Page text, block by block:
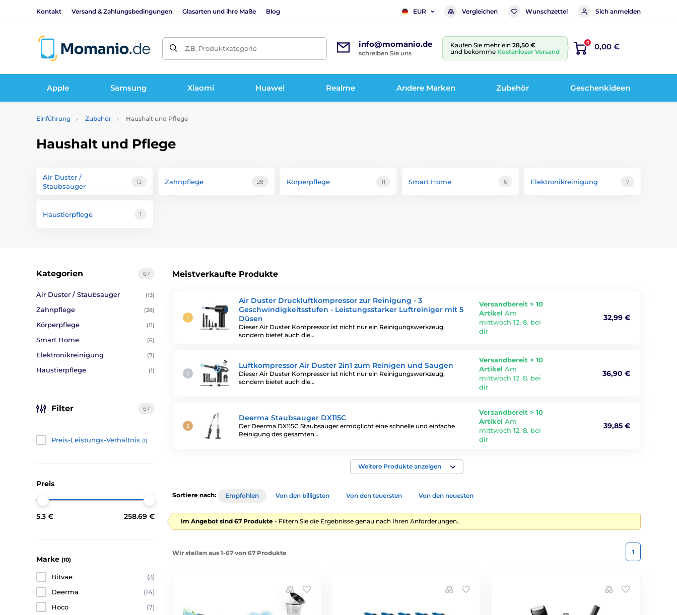
Kontakt Versand & Zahlungsbedingungen Glasarten und ihre Maße Blog EUR Vergleichen Wunschzettel Sich anmelden
Z.B. Produktkategorie info@momanio.de
schreiben Sie uns
Kaufen Sie mehr ein 28,50 €
und bekomme Kostenloser Versand
0 0,00 €
Apple Samsung Xiaomi Huawei Realme Andere Marken Zubehör Geschenkideen
Einführung Zubehör Haushalt und Pflege
Haushalt und Pflege
Air Duster /
Staubsauger
13 Zahnpflege 28 Körperpflege 11 Smart Home 6 Elektronikreinigung 7
Haustierpflege 1
Meistverkaufte Produkte
Air Duster Druckluftkompressor zur Reinigung - 3
Geschwindigkeitsstufen - Leistungsstarker Luftreiniger mit 5
Düsen
Dieser Air Duster Kompressor ist nicht nur ein Reinigungswerkzeug,
sondern bietet auch die…
Versandbereit > 10
Artikel Am
mittwoch 12. 8. bei
dir
32,99 €
Luftkompressor Air Duster 2in1 zum Reinigen und Saugen
Dieser Air Duster Kompressor ist nicht nur ein Reinigungswerkzeug,
sondern bietet auch die…
Versandbereit > 10
Artikel Am
mittwoch 12. 8. bei
dir
36,90 €
Deerma Staubsauger DX115C
Der Deerma DX115C Staubsauger ermöglicht eine schnelle und einfache
Reinigung des gesamten…
Versandbereit > 10
Artikel Am
mittwoch 12. 8. bei
dir
39,85 €
Weitere Produkte anzeigen
67
Kategorien
Air Duster / Staubsauger (13)
Zahnpflege (28)
Körperpflege (11)
Smart Home (6)
Elektronikreinigung (7)
Haustierpflege (1)
Filter 67
Preis-Leistungs-Verhältnis (1)
Preis
5.3 € 258.69 €
Marke (10)
Bitvae
(3)
Deerma
(14)
Hoco
(7)
Sortiere nach: Empfohlen Von den billigsten Von den teuersten Von den neuesten
Im Angebot sind 67 Produkte - Filtern Sie die Ergebnisse genau nach Ihren Anforderungen..
Wir stellen aus 1-67 von 67 Produkte 1